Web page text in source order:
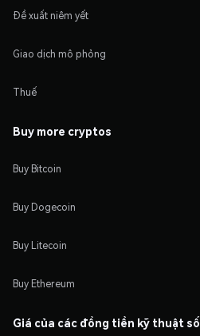
Đề xuất niêm yết
Giao dịch mô phỏng
Thuế
Buy more cryptos
Buy Bitcoin
Buy Dogecoin
Buy Litecoin
Buy Ethereum
Giá của các đồng tiền kỹ thuật số